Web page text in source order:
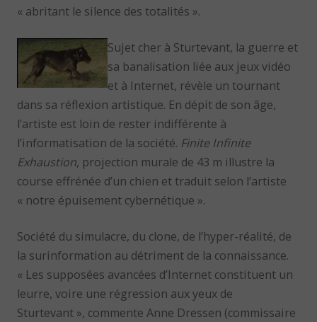
« abritant le silence des totalités ».
Sujet cher à Sturtevant, la guerre et
sa banalisation liée aux jeux vidéo
et à Internet, révèle un tournant
dans sa réflexion artistique. En dépit de son âge,
l’artiste est loin de rester indifférente à
l’informatisation de la société. Finite Infinite
Exhaustion, projection murale de 43 m illustre la
course effrénée d’un chien et traduit selon l’artiste
« notre épuisement cybernétique ».
Société du simulacre, du clone, de l’hyper-réalité, de
la surinformation au détriment de la connaissance.
« Les supposées avancées d’Internet constituent un
leurre, voire une régression aux yeux de
Sturtevant », commente Anne Dressen (commissaire